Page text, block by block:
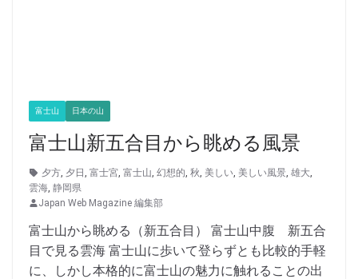
富士山 日本の山
富士山新五合目から眺める風景
夕方 夕日 富士宮 富士山 幻想的 秋 美しい 美しい風景 雄大
雲海 静岡県
Japan Web Magazine 編集部
富士山から眺める（新五合目） 富士山中腹 新五合
目で見る雲海 富士山に歩いて登らずとも比較的手軽
に、しかし本格的に富士山の魅力に触れることの出